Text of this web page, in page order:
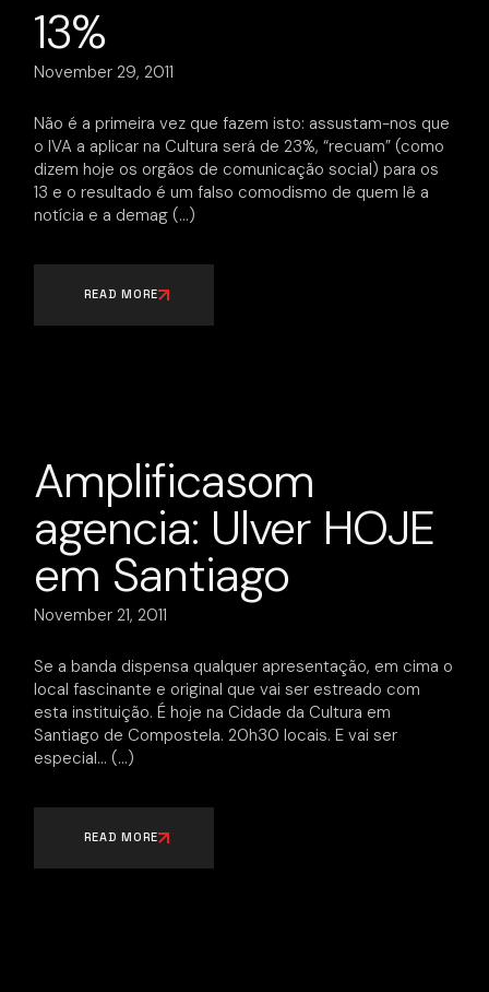
13%
November 29, 2011
Não é a primeira vez que fazem isto: assustam-nos que
o IVA a aplicar na Cultura será de 23%, “recuam” (como
dizem hoje os orgãos de comunicação social) para os
13 e o resultado é um falso comodismo de quem lê a
notícia e a demag
READ MORE
Amplificasom
agencia: Ulver HOJE
em Santiago
November 21, 2011
Se a banda dispensa qualquer apresentação, em cima o
local fascinante e original que vai ser estreado com
esta instituição. É hoje na Cidade da Cultura em
Santiago de Compostela. 20h30 locais. E vai ser
especial…
READ MORE